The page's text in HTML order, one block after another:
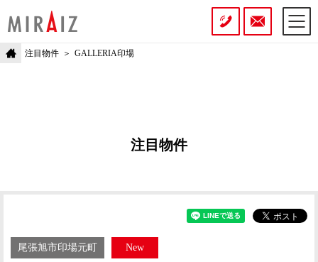
注目物件 GALLERIA印場
注目物件
尾張旭市印場元町 New